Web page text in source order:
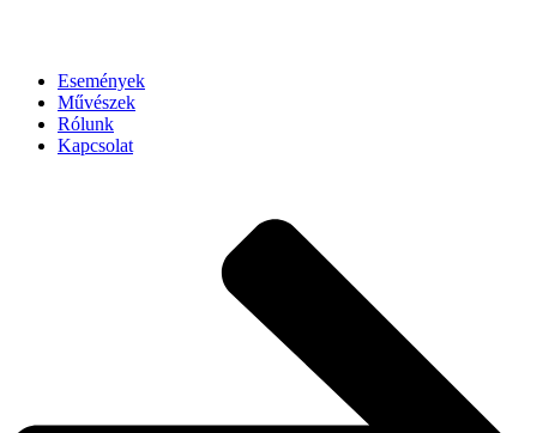
Események
Művészek
Rólunk
Kapcsolat